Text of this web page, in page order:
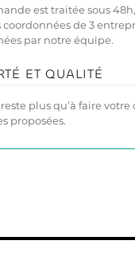
est traitée sous
de 3
par notre équipe.
ET QUALITÉ
plus qu’à faire
proposées.